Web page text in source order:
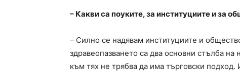
– Какви са поуките, за институциите и за
– Силно се надявам институциите и
здравеопазването са два основни стълба
към тях не трябва да има търговски